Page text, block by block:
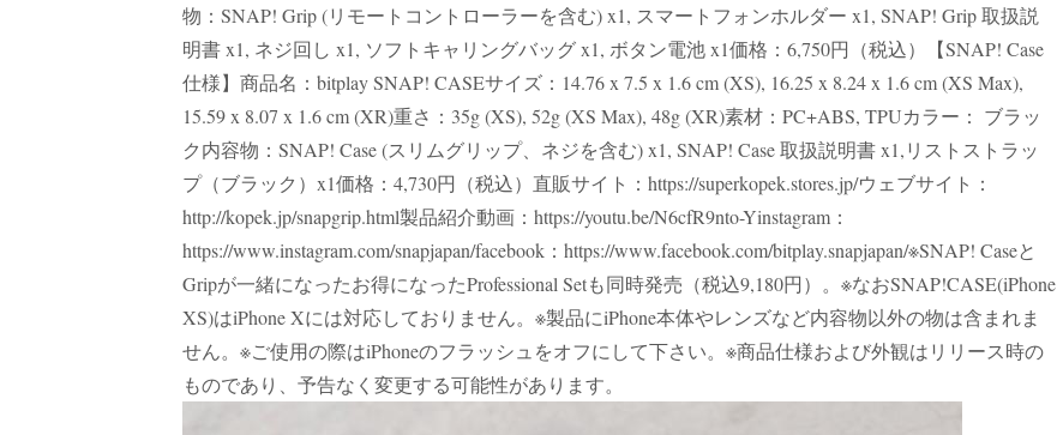
物：SNAP! Grip (リモートコントローラーを含む) x1, スマートフォンホルダー x1, SNAP! Grip 取扱説
明書 x1, ネジ回し x1, ソフトキャリングバッグ x1, ボタン電池 x1価格：6,750円（税込）【SNAP! Case
仕様】商品名：bitplay SNAP! CASEサイズ：14.76 x 7.5 x 1.6 cm (XS), 16.25 x 8.24 x 1.6 cm (XS Max),
15.59 x 8.07 x 1.6 cm (XR)重さ：35g (XS), 52g (XS Max), 48g (XR)素材：PC+ABS, TPUカラー： ブラッ
ク内容物：SNAP! Case (スリムグリップ、ネジを含む) x1, SNAP! Case 取扱説明書 x1,リストストラッ
プ（ブラック）x1価格：4,730円（税込）直販サイト：https://superkopek.stores.jp/ウェブサイト：
http://kopek.jp/snapgrip.html製品紹介動画：https://youtu.be/N6cfR9nto-Yinstagram：
https://www.instagram.com/snapjapan/facebook：https://www.facebook.com/bitplay.snapjapan/※SNAP! Caseと
Gripが一緒になったお得になったProfessional Setも同時発売（税込9,180円）。※なおSNAP!CASE(iPhone
XS)はiPhone Xには対応しておりません。※製品にiPhone本体やレンズなど内容物以外の物は含まれま
せん。※ご使用の際はiPhoneのフラッシュをオフにして下さい。※商品仕様および外観はリリース時の
ものであり、予告なく変更する可能性があります。